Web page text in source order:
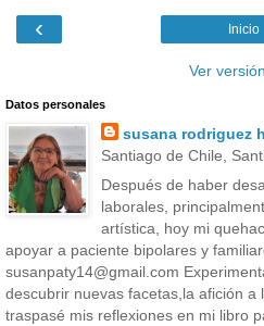
‹ Inicio
Ver
Datos personales
susana rodriguez
Santiago de Chile,
Después de haber
laborales,
artística, hoy mi
apoyar a paciente bipolares y
susanpaty14@gmail.com
descubrir nuevas facetas,la afición
traspasé mis reflexiones en mi libro